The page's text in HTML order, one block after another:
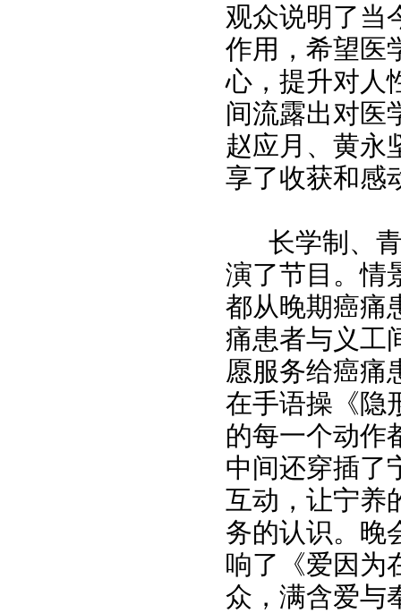
观众说明了当
作用，希望医
心，提升对人
间流露出对医
赵应月、黄永
享了收获和感
长学制、青
演了节目。情
都从晚期癌痛
痛患者与义工
愿服务给癌痛
在手语操《隐
的每一个动作
中间还穿插了
互动，让宁养
务的认识。晚
响了《爱因为
众，满含爱与